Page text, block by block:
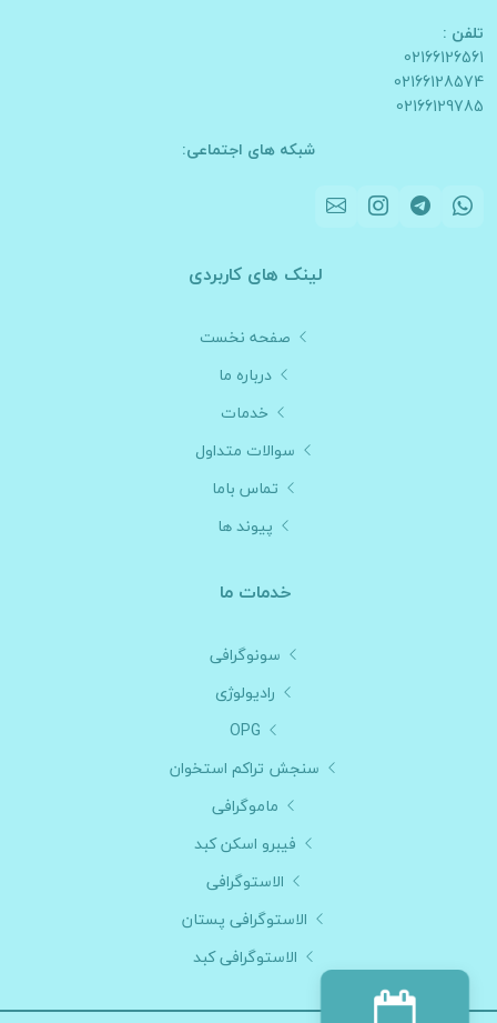
تلفن :
02166126561
02166128574
02166129785
شبکه های اجتماعی:
لینک های کاربردی
صفحه نخست
درباره ما
خدمات
سوالات متداول
تماس باما
پیوند ها
خدمات ما
سونوگرافی
رادیولوژی
OPG
سنجش تراکم استخوان
ماموگرافی
فیبرو اسکن کبد
الاستوگرافی
الاستوگرافی پستان
الاستوگرافی کبد